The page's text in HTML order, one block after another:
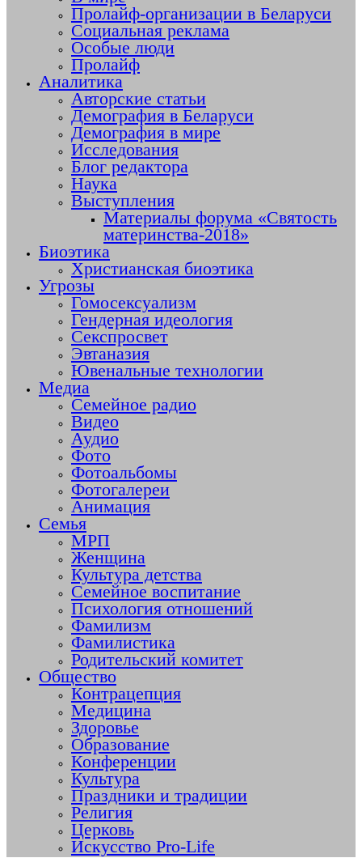
Пролайф-организации в Беларуси
Социальная реклама
Особые люди
Пролайф
Аналитика
Авторские статьи
Демография в Беларуси
Демография в мире
Исследования
Блог редактора
Наука
Выступления
Материалы форума «Святость
материнства-2018»
Биоэтика
Христианская биоэтика
Угрозы
Гомосексуализм
Гендерная идеология
Секспросвет
Эвтаназия
Ювенальные технологии
Медиа
Семейное радио
Видео
Аудио
Фото
Фотоальбомы
Фотогалереи
Анимация
Семья
МРП
Женщина
Культура детства
Семейное воспитание
Психология отношений
Фамилизм
Фамилистика
Родительский комитет
Общество
Контрацепция
Медицина
Здоровье
Образование
Конференции
Культура
Праздники и традиции
Религия
Церковь
Искусство Pro-Life